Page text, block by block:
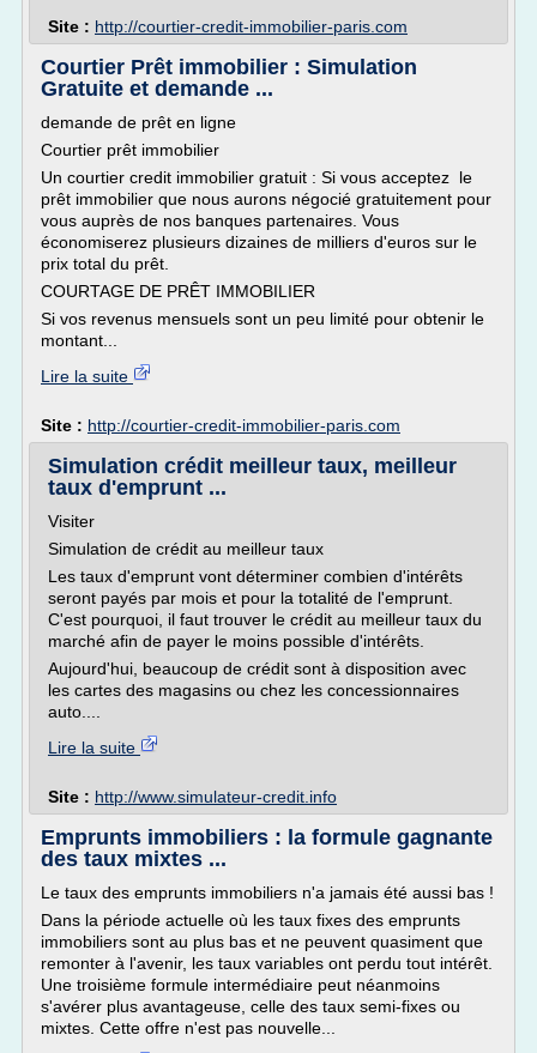
Site : http://courtier-credit-immobilier-paris.com
Courtier Prêt immobilier : Simulation
Gratuite et demande ...
demande de prêt en ligne
Courtier prêt immobilier
Un courtier credit immobilier gratuit : Si vous acceptez le
prêt immobilier que nous aurons négocié gratuitement pour
vous auprès de nos banques partenaires. Vous
économiserez plusieurs dizaines de milliers d'euros sur le
prix total du prêt.
COURTAGE DE PRÊT IMMOBILIER
Si vos revenus mensuels sont un peu limité pour obtenir le
montant...
Lire la suite
Site : http://courtier-credit-immobilier-paris.com
Simulation crédit meilleur taux, meilleur
taux d'emprunt ...
Visiter
Simulation de crédit au meilleur taux
Les taux d'emprunt vont déterminer combien d'intérêts
seront payés par mois et pour la totalité de l'emprunt.
C'est pourquoi, il faut trouver le crédit au meilleur taux du
marché afin de payer le moins possible d'intérêts.
Aujourd'hui, beaucoup de crédit sont à disposition avec
les cartes des magasins ou chez les concessionnaires
auto....
Lire la suite
Site : http://www.simulateur-credit.info
Emprunts immobiliers : la formule gagnante
des taux mixtes ...
Le taux des emprunts immobiliers n'a jamais été aussi bas !
Dans la période actuelle où les taux fixes des emprunts
immobiliers sont au plus bas et ne peuvent quasiment que
remonter à l'avenir, les taux variables ont perdu tout intérêt.
Une troisième formule intermédiaire peut néanmoins
s'avérer plus avantageuse, celle des taux semi-fixes ou
mixtes. Cette offre n'est pas nouvelle...